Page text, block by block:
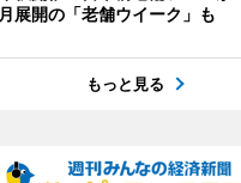
月展開の「老舗ウイーク」も
もっと見る